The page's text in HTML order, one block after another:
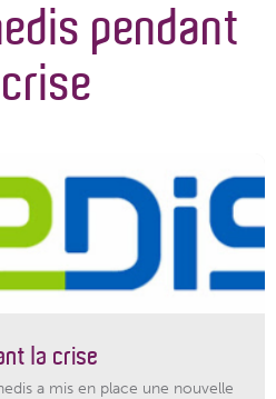
pendant
la crise
a mis en place une nouvelle